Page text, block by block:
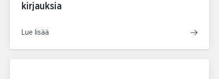
kirjauksia
Lue lisää